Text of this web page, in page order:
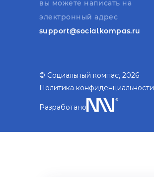
вы можете написать на
электронный адрес
support@socialkompas.ru
© Социальный компас, 2026
Политика конфиденциальности
Разработано